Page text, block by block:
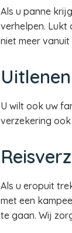
Als u panne
verhelpen. Lukt
niet meer
U wilt ook uw
verzekering
Als u eropuit
met een
te gaan. Wij